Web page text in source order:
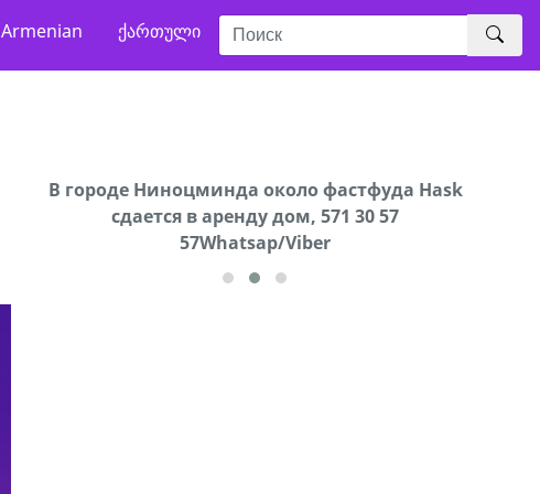
Armenian ქართული
В городе Ниноцминда около фастфуда Hask
cдается в аренду дом, 571 30 57
57Whatsap/Viber
Продается машина марки Prado,571 30 57
57Whatsap/Viber